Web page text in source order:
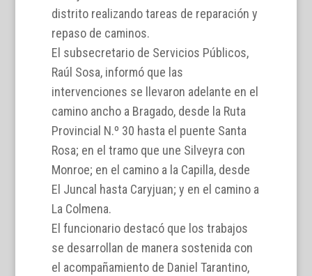
distrito realizando tareas de reparación y
repaso de caminos.
El subsecretario de Servicios Públicos,
Raúl Sosa, informó que las
intervenciones se llevaron adelante en el
camino ancho a Bragado, desde la Ruta
Provincial N.º 30 hasta el puente Santa
Rosa; en el tramo que une Silveyra con
Monroe; en el camino a la Capilla, desde
El Juncal hasta Caryjuan; y en el camino a
La Colmena.
El funcionario destacó que los trabajos
se desarrollan de manera sostenida con
el acompañamiento de Daniel Tarantino,